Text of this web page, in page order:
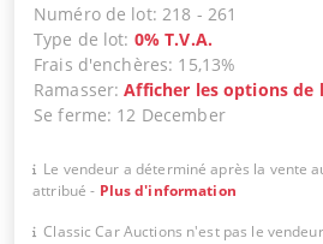
Numéro de lot:218 - 261
Type de lot: 0% T.V.A.
Frais d'enchères: 15,13%
Ramasser:Afficher les options de
Se ferme: 12 December
Le vendeur a déterminé après la vente
attribué - Plus d'information
Classic Car Auctions n'est pas le